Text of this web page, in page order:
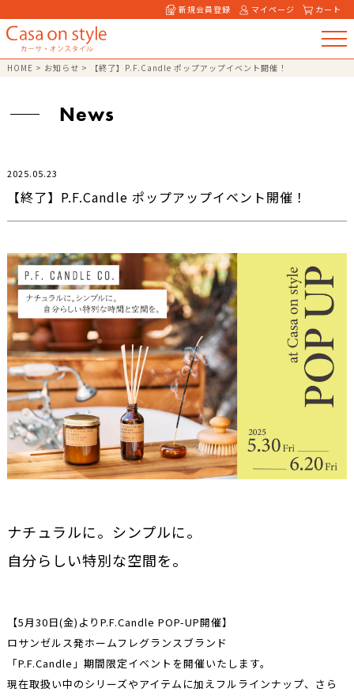
新規会員登録 マイページ カート
HOME > お知らせ > 【終了】P.F.Candle ポップアップイベント開催！
News
【終了】P.F.Candle ポップアップイベント開催！
2025.05.23
ナチュラルに。シンプルに。
自分らしい特別な空間を。
【5月30日(金)よりP.F.Candle POP-UP開催】
ロサンゼルス発ホームフレグランスブランド
「P.F.Candle」期間限定イベントを開催いたします。
現在取扱い中のシリーズやアイテムに加えフルラインナップ、さら